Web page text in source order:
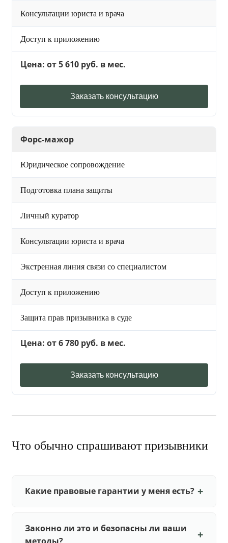
Консультации юриста и врача
Доступ к приложению
Цена: от 5 610 руб. в мес.
Заказать консультацию
Форс-мажор
Юридическое сопровождение
Подготовка плана защиты
Личный куратор
Консультации юриста и врача
Экстренная линия связи со специалистом
Доступ к приложению
Защита прав призывника в суде
Цена: от 6 780 руб. в мес.
Заказать консультацию
Что обычно спрашивают призывники
Какие правовые гарантии у меня есть?
Законно ли это и безопасны ли ваши